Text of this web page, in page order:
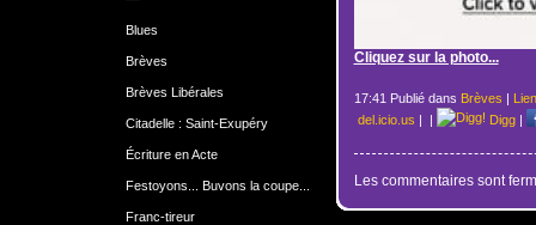
Blues
Brèves
Brèves Libérales
Citadelle : Saint-Exupéry
Écriture en Acte
Festoyons... Buvons la coupe...
Franc-tireur
Cliquez sur la photo...
17:41 Publié dans Brèves |
del.icio.us | | Digg|
Les commentaires sont